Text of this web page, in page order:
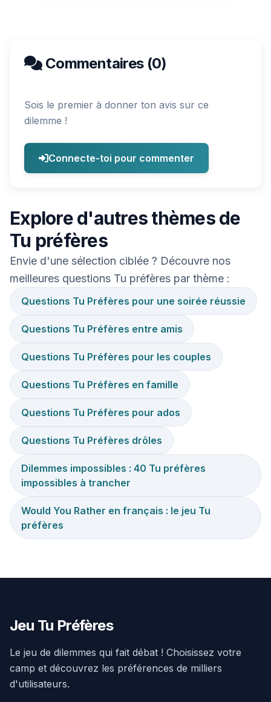
Commentaires (0)
Sois le premier à donner ton avis sur ce
dilemme !
Connecte-toi pour commenter
Explore d'autres thèmes de
Tu préfères
Envie d'une sélection ciblée ? Découvre nos
meilleures questions Tu préfères par thème :
Questions Tu Préfères pour une soirée réussie
Questions Tu Préfères entre amis
Questions Tu Préfères pour les couples
Questions Tu Préfères en famille
Questions Tu Préfères pour ados
Questions Tu Préfères drôles
Dilemmes impossibles : 40 Tu préfères
impossibles à trancher
Would You Rather en français : le jeu Tu
préfères
Jeu Tu Préfères
Le jeu de dilemmes qui fait débat ! Choisissez votre
camp et découvrez les préférences de milliers
d'utilisateurs.